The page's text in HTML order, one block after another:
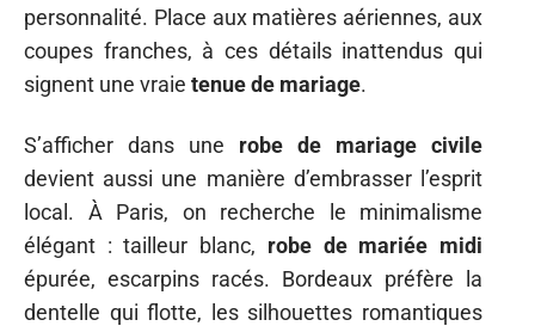
personnalité. Place aux matières aériennes, aux
coupes franches, à ces détails inattendus qui
signent une vraie tenue de mariage.
S’afficher dans une robe de mariage civile
devient aussi une manière d’embrasser l’esprit
local. À Paris, on recherche le minimalisme
élégant : tailleur blanc, robe de mariée midi
épurée, escarpins racés. Bordeaux préfère la
dentelle qui flotte, les silhouettes romantiques